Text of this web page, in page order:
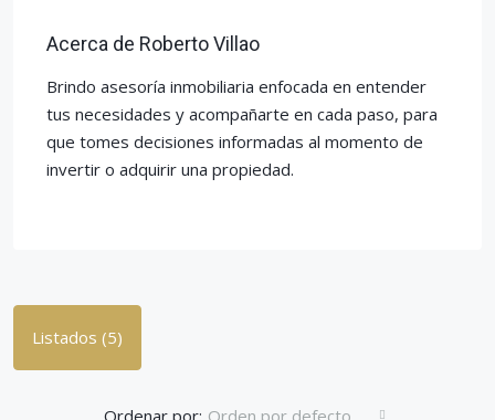
Acerca de Roberto Villao
Brindo asesoría inmobiliaria enfocada en entender
tus necesidades y acompañarte en cada paso, para
que tomes decisiones informadas al momento de
invertir o adquirir una propiedad.
Listados (5)
Ordenar por: